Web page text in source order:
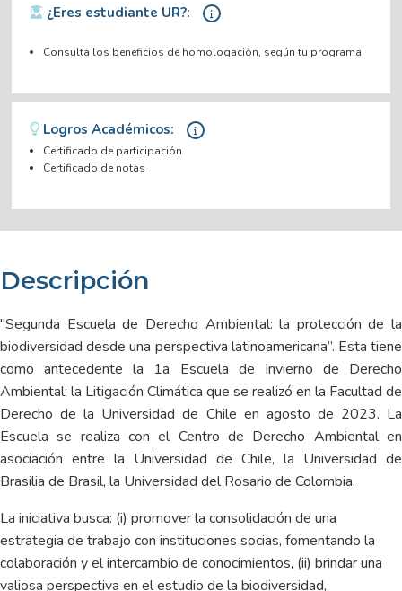
¿Eres estudiante UR?:
Consulta los beneficios de homologación, según tu programa
Logros Académicos:
Certificado de participación
Certificado de notas
Descripción
"Segunda Escuela de Derecho Ambiental: la protección de la
biodiversidad desde una perspectiva latinoamericana”. Esta tiene
como antecedente la 1a Escuela de Invierno de Derecho
Ambiental: la Litigación Climática que se realizó en la Facultad de
Derecho de la Universidad de Chile en agosto de 2023. La
Escuela se realiza con el Centro de Derecho Ambiental en
asociación entre la Universidad de Chile, la Universidad de
Brasilia de Brasil, la Universidad del Rosario de Colombia.
La iniciativa busca: (i) promover la consolidación de una
estrategia de trabajo con instituciones socias, fomentando la
colaboración y el intercambio de conocimientos, (ii) brindar una
valiosa perspectiva en el estudio de la biodiversidad,